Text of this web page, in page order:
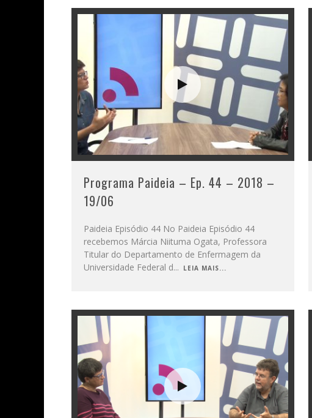
Programa Paideia – Ep. 44 – 2018 –
19/06
Paideia Episódio 44 No Paideia Episódio 44
recebemos Márcia Niituma Ogata, Professora
Titular do Departamento de Enfermagem da
Universidade Federal d... LEIA MAIS...